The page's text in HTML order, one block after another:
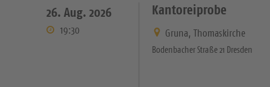
26. Aug. 2026
19:30
Kantoreiprobe
Gruna, Thomaskirche
Bodenbacher Straße 21 Dresden